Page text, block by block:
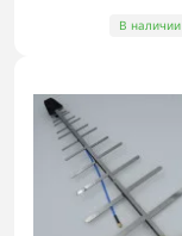
В наличии